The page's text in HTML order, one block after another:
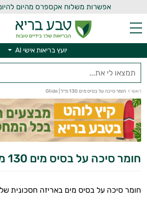
אפשרות משלוח אקספרס מהיום
יועץ בריאות אישי AI
ראשי > חומר סיכה על בסיס מים 130 מ״ל | Glide
חומר סיכה על בסיס מים 130 מ״ל | Glide
חומר סיכה על בסיס מים באריזה חסכונית של 130 מ"ל